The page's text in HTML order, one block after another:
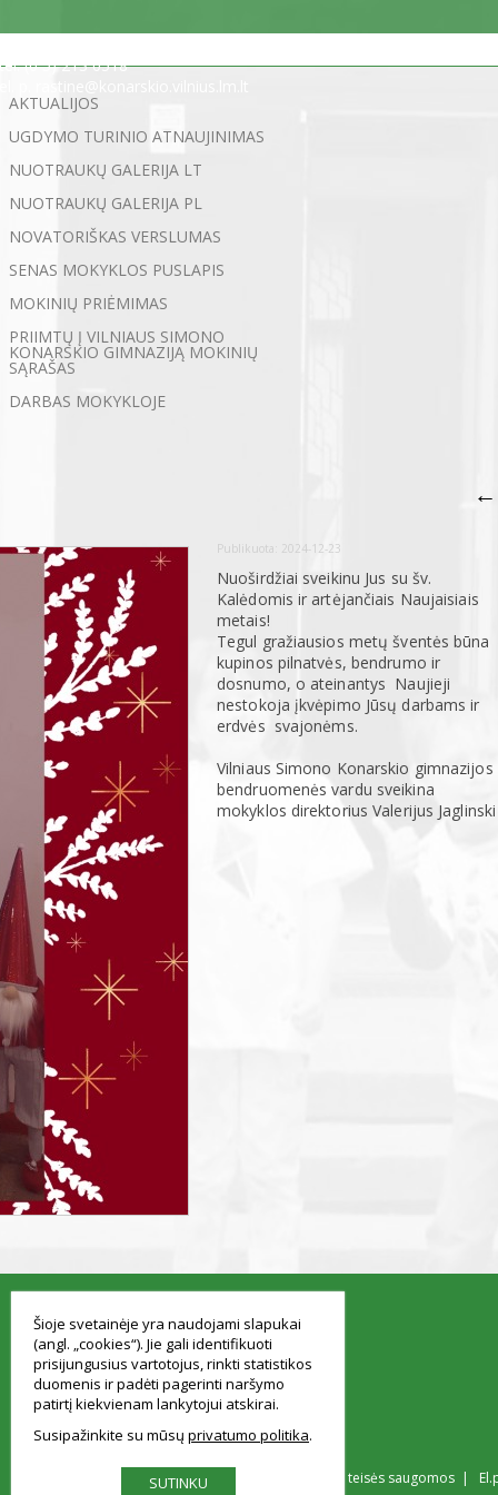
tel. (0 5) 213 0518
AKTUALIJOS
UGDYMO TURINIO ATNAUJINIMAS
NUOTRAUKŲ GALERIJA LT
NUOTRAUKŲ GALERIJA PL
NOVATORIŠKAS VERSLUMAS
SENAS MOKYKLOS PUSLAPIS
MOKINIŲ PRIĖMIMAS
PRIIMTŲ Į VILNIAUS SIMONO
KONARSKIO GIMNAZIJĄ MOKINIŲ
SĄRAŠAS
DARBAS MOKYKLOJE
←
Publikuota: 2024-12-23
Nuoširdžiai sveikinu Jus su šv.
Kalėdomis ir artėjančiais Naujaisiais
metais!
Tegul gražiausios metų šventės būna
kupinos pilnatvės, bendrumo ir
dosnumo, o ateinantys Naujieji
nestokoja įkvėpimo Jūsų darbams ir
erdvės svajonėms.
Vilniaus Simono Konarskio gimnazijos
bendruomenės vardu sveikina
mokyklos direktorius Valerijus Jaglinski
© Vilniaus Simono Konarskio gimnazija Visos teisės saugomos |
Šioje svetainėje yra naudojami slapukai
(angl. „cookies“). Jie gali identifikuoti
prisijungusius vartotojus, rinkti statistikos
duomenis ir padėti pagerinti naršymo
patirtį kiekvienam lankytojui atskirai.
Susipažinkite su mūsų privatumo politika
SUTINKU